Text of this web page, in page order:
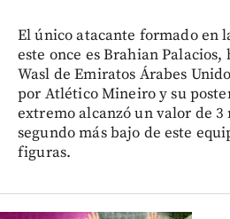
El único atacante formado en
este once es Brahian
Wasl de Emiratos Árabes
por Atlético Mineiro y su
extremo alcanzó un valor de
segundo más bajo de este
figuras.